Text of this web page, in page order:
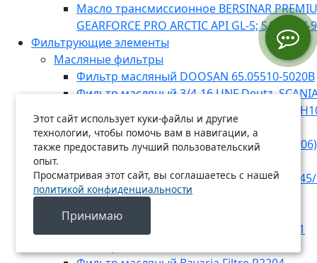
Масло трансмиссионное BERSINAR
GEARFORCE PRO ARCTIC API GL-5; SAE 75W-
Фильтрующие элементы
Масляные фильтры
Фильтр масляный DOOSAN 65.05510-5020B
Фильтр масляный 3/4-16 UNF Deutz,
CUMMINS, GENERAL MOTORS, RENAULT
SORL
Фильтр масляный RENAULT, MB
Фильтр масляный MANN-FILTER WD 13
Фильтр масляный MANN-FILTER W 1223
Фильтр масляный Bavaria Filtre O7022
Фильтр масляный MANN-FILTER W 920/21
Этот сайт использует куки-файлы и другие
технологии, чтобы помочь вам в навигации, а
также предоставить лучший пользовательский
опыт.
Просматривая этот сайт, вы соглашаетесь с нашей
политикой конфиденциальности
Принимаю